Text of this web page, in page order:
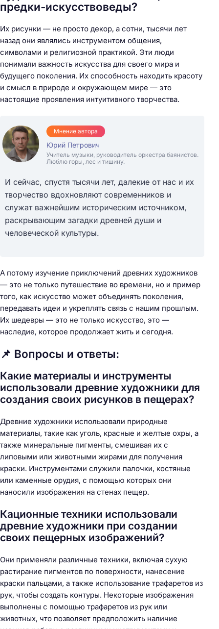
предки-искусствоведы?
Их рисунки — не просто декор, а сотни, тысячи лет
назад они являлись инструментом общения,
символами и религиозной практикой. Эти люди
понимали важность искусства для своего мира и
будущего поколения. Их способность находить красоту
и смысл в природе и окружающем мире — это
настоящие проявления интуитивного творчества.
Мнение автора
Юрий Петрович
Учитель музыки, руководитель оркестра баянистов.
Люблю горы, лес и тишину.
И сейчас, спустя тысячи лет, далекие от нас и их
творчество вдохновляют современников и
служат важнейшим историческим источником,
раскрывающим загадки древней души и
человеческой культуры.
А потому изучение приключений древних художников
— это не только путешествие во времени, но и пример
того, как искусство может объединять поколения,
передавать идеи и укреплять связь с нашим прошлым.
Их шедевры — это не только искусство, это —
наследие, которое продолжает жить и сегодня.
📌 Вопросы и ответы:
Какие материалы и инструменты
использовали древние художники для
создания своих рисунков в пещерах?
Древние художники использовали природные
материалы, такие как уголь, красные и желтые охры, а
также минеральные пигменты, смешивая их с
липовыми или животными жирами для получения
краски. Инструментами служили палочки, костяные
или каменные орудия, с помощью которых они
наносили изображения на стенах пещер.
Кационные техники использовали
древние художники при создании
своих пещерных изображений?
Они применяли различные техники, включая сухую
растирание пигментов по поверхности, нанесение
краски пальцами, а также использование трафаретов из
рук, чтобы создать контуры. Некоторые изображения
выполнены с помощью трафаретов из рук или
животных, что позволяет предположить наличие